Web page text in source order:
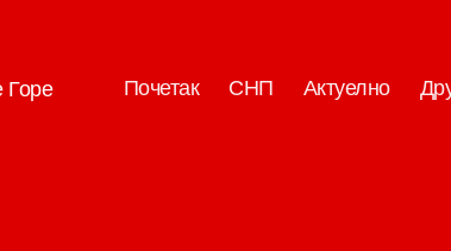
Горе Почетак СНП Актуелно